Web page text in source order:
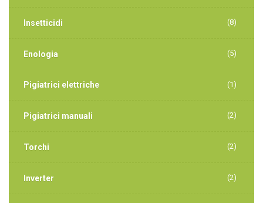
Insetticidi (8)
Enologia (5)
Pigiatrici elettriche (1)
Pigiatrici manuali (2)
Torchi (2)
Inverter (2)